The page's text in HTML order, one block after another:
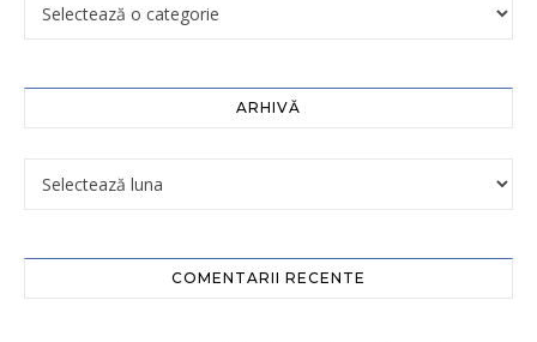
ARHIVĂ
COMENTARII RECENTE